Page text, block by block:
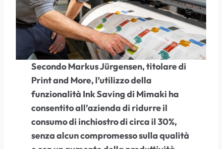
Secondo Markus Jürgensen, titolare di
Print and More, l’utilizzo della
funzionalità Ink Saving di Mimaki ha
consentito all’azienda di ridurre il
consumo di inchiostro di circa il 30%,
senza alcun compromesso sulla qualità